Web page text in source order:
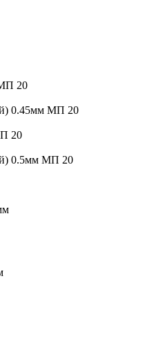
20
0.45мм МП 20
20
0.5мм МП 20